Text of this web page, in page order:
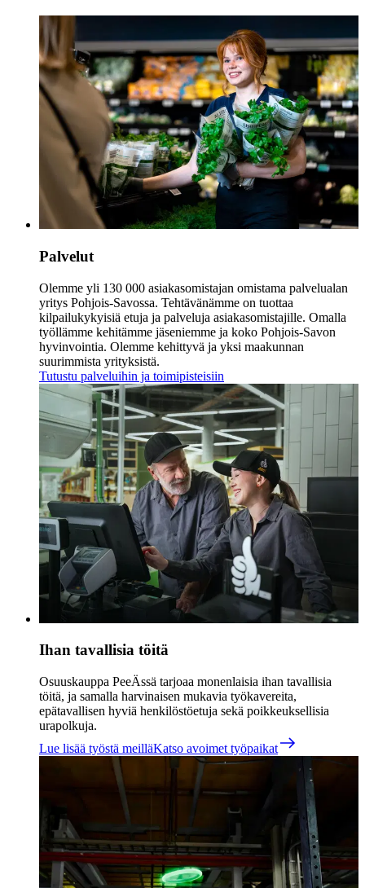
Palvelut
Olemme yli 130 000 asiakasomistajan omistama palvelualan
yritys Pohjois-Savossa. Tehtävänämme on tuottaa
kilpailukykyisiä etuja ja palveluja asiakasomistajille. Omalla
työllämme kehitämme jäseniemme ja koko Pohjois-Savon
hyvinvointia. Olemme kehittyvä ja yksi maakunnan
suurimmista yrityksistä.
Tutustu palveluihin ja toimipisteisiin
Ihan tavallisia töitä
Osuuskauppa PeeÄssä tarjoaa monenlaisia ihan tavallisia
töitä, ja samalla harvinaisen mukavia työkavereita,
epätavallisen hyviä henkilöstöetuja sekä poikkeuksellisia
urapolkuja.
Lue lisää työstä meilläKatso avoimet työpaikat